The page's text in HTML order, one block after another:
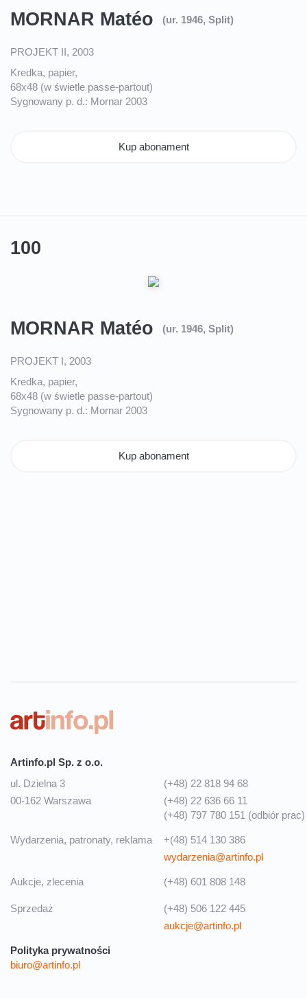
MORNAR Matéo (ur. 1946, Split)
PROJEKT II, 2003
Kredka, papier,
68x48 (w świetle passe-partout)
Sygnowany p. d.: Mornar 2003
Kup abonament
100
MORNAR Matéo (ur. 1946, Split)
PROJEKT I, 2003
Kredka, papier,
68x48 (w świetle passe-partout)
Sygnowany p. d.: Mornar 2003
Kup abonament
Artinfo.pl Sp. z o.o.
ul. Dzielna 3
00-162 Warszawa
(+48) 22 818 94 68
(+48) 22 636 66 11
(+48) 797 780 151 (odbiór prac)
Wydarzenia, patronaty, reklama
+(48) 514 130 386
wydarzenia@artinfo.pl
Aukcje, zlecenia (+48) 601 808 148
Sprzedaż
(+48) 506 122 445
aukcje@artinfo.pl
Polityka prywatności
biuro@artinfo.pl